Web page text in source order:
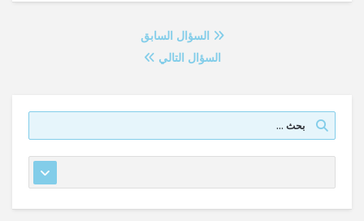
السؤال السابق
السؤال التالي